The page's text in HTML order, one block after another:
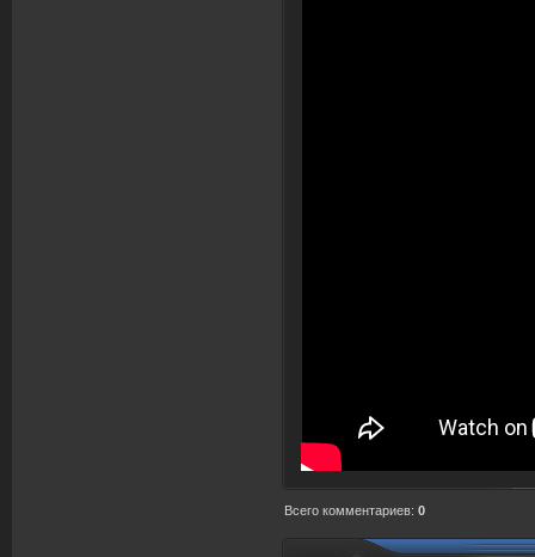
Всего комментариев: 0